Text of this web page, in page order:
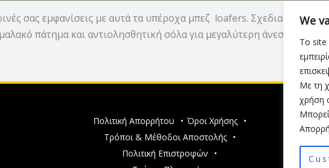
We
Το site
Με τη
χρήση
σας εμφανίσεις με αυτά τα υπέροχα μπεζ loafers. Σχεδιασμένα
πάτημα και αντιολησθητική σόλα για μεγαλύτερη άνεση. Ύψος
Πολιτική Απορρήτου • Όροι Χρήσης
•
Τρόποι & Μέθοδοι Αποστολής
•
Πολιτική Επιστροφών
•